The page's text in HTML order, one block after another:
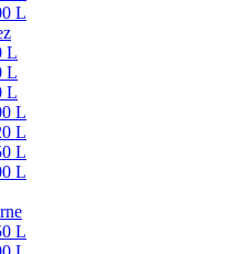
L
L
L
L
L
L
L
L
L